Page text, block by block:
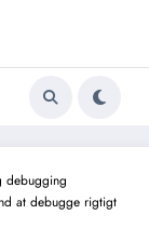
debugging
at debugge rigtigt